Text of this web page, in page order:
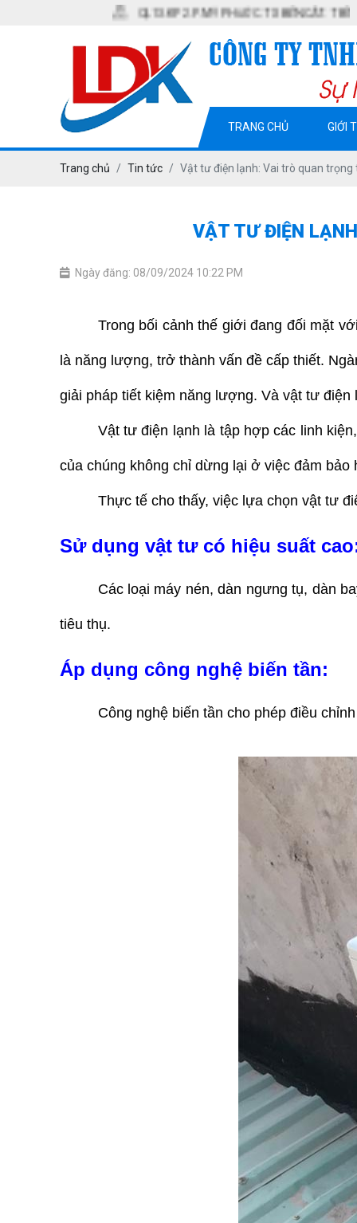
QL13. KP2. P. MỸ PHƯỚC. TX BẾN CÁT. T BÌNH DƯƠNG
TRANG CHỦ GIỚI
Trang chủ Tin tức Vật tư điện lạnh: Vai trò quan
VẬT TƯ ĐIỆN
Ngày đăng: 08/09/2024 10:22 PM
Trong bối cảnh thế giới đang đối mặt
là năng lượng, trở thành vấn đề cấp thiết.
giải pháp tiết kiệm năng lượng. Và vật tư
Vật tư điện lạnh là tập hợp các linh
của chúng không chỉ dừng lại ở việc đảm
Thực tế cho thấy, việc lựa chọn vật tư
Sử dụng vật tư có hiệu suất
Các loại máy nén, dàn ngưng tụ, dàn
tiêu thụ.
Áp dụng công nghệ biến tần:
Công nghệ biến tần cho phép điều